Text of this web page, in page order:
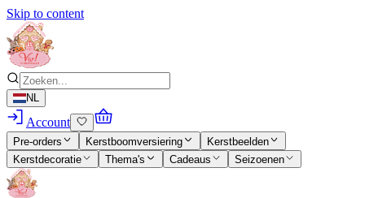
Skip to content
NL
Account
Pre-orders Kerstboomversiering
Kerstbeelden
Kerstdecoratie
Thema's Cadeaus Seizoenen